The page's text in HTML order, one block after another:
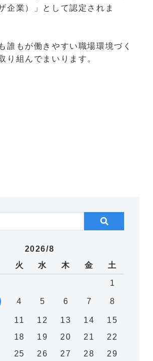
企業）」として認定されま
誰もが働きやすい職場環境づく
り組んでまいります。
2026/8
火 水 木 金 土
1
4 5 6 7 8
11 12 13 14
15
18 19 20 21
22
25 26 27 28 29